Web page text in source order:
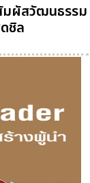
มผัสวัฒนธรรม
ชิล